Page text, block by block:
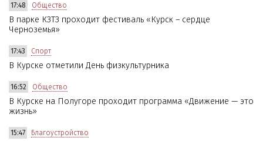
17:48 Общество
В парке КЗТЗ проходит фестиваль «Курск – сердце
Черноземья»
17:43 Спорт
В Курске отметили День физкультурника
16:52 Общество
В Курске на Полугоре проходит программа «Движение — это
жизнь»
15:47 Благоустройство